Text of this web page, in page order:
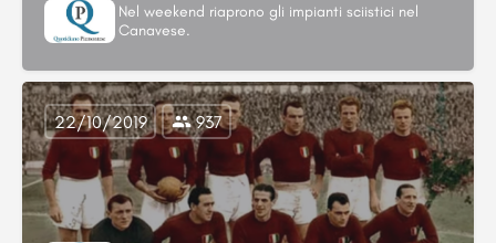
Nel weekend riaprono gli impianti sciistici nel
Canavese.
22/10/2019 937